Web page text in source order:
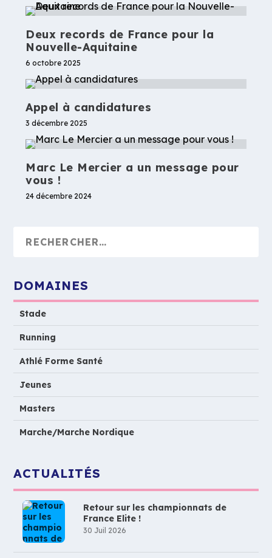
Deux records de France pour la
Nouvelle-Aquitaine
6 octobre 2025
Appel à candidatures
3 décembre 2025
Marc Le Mercier a un message pour
vous !
24 décembre 2024
DOMAINES
Stade
Running
Athlé Forme Santé
Jeunes
Masters
Marche/Marche Nordique
ACTUALITÉS
Retour sur les championnats de
France Elite !
30 Juil 2026